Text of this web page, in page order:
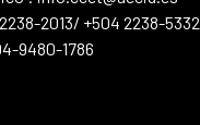
2013/ +504 2238-5332
9480-1786